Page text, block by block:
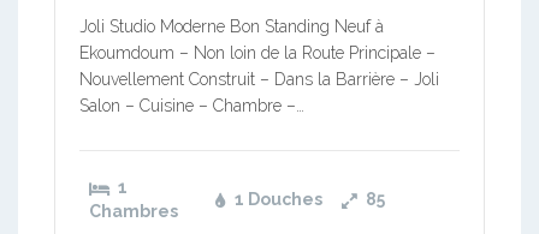
Joli Studio Moderne Bon Standing Neuf à
Ekoumdoum – Non loin de la Route Principale –
Nouvellement Construit – Dans la Barrière – Joli
Salon – Cuisine – Chambre –…
1
Chambres
1 Douches 85